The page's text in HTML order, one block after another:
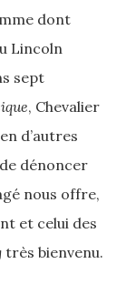
dont
Lincoln
sept
, Chevalier
d’autres
dénoncer
nous offre,
et celui des
très bienvenu.